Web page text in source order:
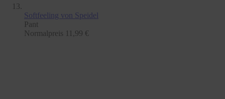
Softfeeling von Speidel
Pant
Normalpreis 11,99 €